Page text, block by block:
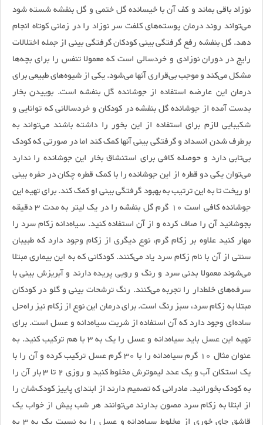
نوزاد باقی بماند و کف آن با خیسانده گل ختمی و گل بنفشه شسته شود
می‌تواند روند درمان پوسته‌های کلفت سر نوزاد را در زمانی کوتاه انجام
دهد. گل بنفشه رفع گرفتگی بینی کودکان گرفتگی بینی از جمله اختلالات
رایج در دوران نوزادی و خردسالی است که معمولا تنفس را برای بچه‌ها
مشکل می‌کند و موجب بی‌قراری آنها می‌شود. یکی از شیوه‌های طبیعی برای
درمان این عارضه استفاده از جوشانده گل بنفشه است. بوییدن بخار
بدست آمده از جوشانده گل بنفشه در کودکان و خردسالانی که توانایی و
شکیبایی لازم برای استفاده از این بخور را داشته باشند می‌تواند به
برطرف شدن انسداد و گرفتگی بینی آنها کمک کند اما در صورتی که کودک
بی‌تابی دارد و حوصله کافی برای استنشاق بخار این جوشانده را ندارد
می‌توان یکی دو قطره از این جوشانده را با کمک قطره چکان در حفره بینی
او ریخت تا به این ترتیب به بهبود گرفتگی بینی او کمک کند. برای تهیه این
جوشانده کافی است 10 گرم گل بنفشه را در یک لیتر به مدت 3 دقیقه
بجوشانید آن را صاف کرده و از آن استفاده کنید. سیاه‌دانه زکام سرد را
مهار کنید علاوه بر زکام گرم، نوع دیگری از زکام وجود دارد که طبیبان
سنتی از آن با نام زکام سرد یاد می‌کنند. کودکانی که به این بیماری مبتلا
می‌شوند معمولا بدنی سرد و رنگ و رویی پریده دارند و آبریزش بینی با
سرفه‌های خلط‌‌‌دار را تجربه می‌کنند. رنگ ترشحات بینی و گلو در کودکان
مبتلا به زکام سرد، سبز رنگ است. برای درمان این نوع از زکام نیز راه‌حل
ساده‌ای وجود دارد که آن استفاده از شربت سیاه‌دانه و عسل است. برای
تهیه این عسل باید سیاه‌دانه و عسل را یک به 3 با هم ترکیب کنید. به
عنوان مثال 10 گرم سیاه‌دانه را با 30 گرم عسل ترکیب کرده و آن را با
یک استکان آب و یک عدد لیموترش مخلوط کنید و روزی 2 تا 3 بار آن را
به کودک بخورانید. مادرانی که تصمیم دارند از ابتدای پاییز کودک‌شان را
از ابتلا به زکام سرد مصون بدارند می‌توانند هر شب پیش از خواب یک
قاشق چای خوری از مخلوط سیاه‌دانه و عسل را به نسبت یک به 3 به